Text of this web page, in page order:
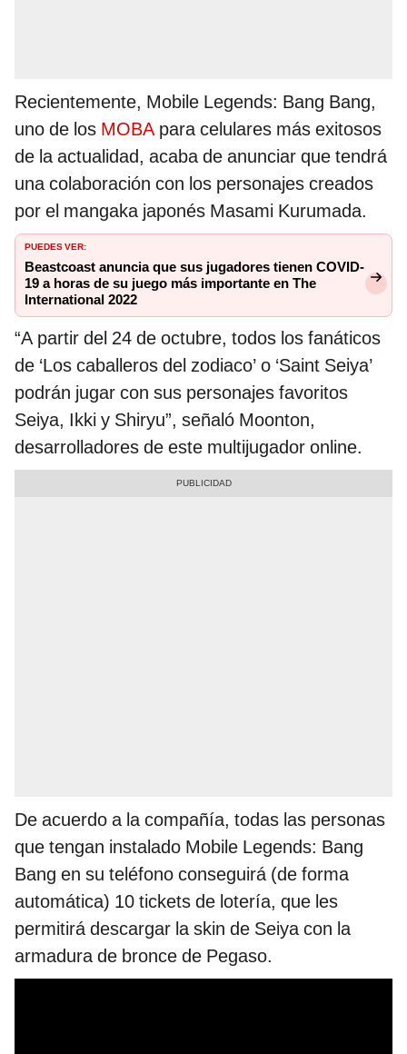
Recientemente, Mobile Legends: Bang Bang,
uno de los MOBApara celulares más exitosos
de la actualidad, acaba de anunciar que tendrá
una colaboración con los personajes creados
por el mangaka japonés Masami Kurumada.
PUEDES VER:
Beastcoast anuncia que sus jugadores tienen COVID-
19 a horas de su juego más importante en The
International 2022
“A partir del 24 de octubre, todos los fanáticos
de ‘Los caballeros del zodiaco’ o ‘Saint Seiya’
podrán jugar con sus personajes favoritos
Seiya, Ikki y Shiryu”, señaló Moonton,
desarrolladores de este multijugador online.
De acuerdo a la compañía, todas las personas
que tengan instalado Mobile Legends: Bang
Bang en su teléfono conseguirá (de forma
automática) 10 tickets de lotería, que les
permitirá descargar la skin de Seiya con la
armadura de bronce de Pegaso.